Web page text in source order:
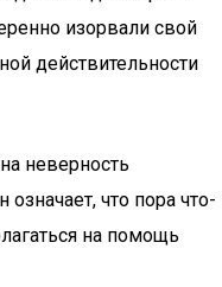
изорвали свой
действительности
неверность
что пора что-
на помощь